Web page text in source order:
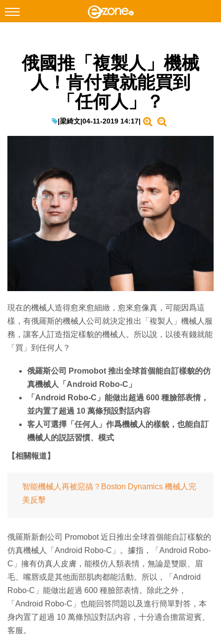
Facebook Instagram
教學評測
IT Times
生成式AI與雲端應用
Enterprise Digital Transformation
俄國推「複製人」機械
人！肯付費就能買到
「任何人」？
|梁綺文|04-11-2019 14:17|
現在的機械人造得愈來愈細緻，愈來愈像真，可能因爲這
樣，有俄羅斯的機械人公司就決定推出「複製人」機械人服
務，讓客人訂造指定樣貌的機械人。所以說，以後有錢就能
「買」到任何人？
俄羅斯公司 Promobot 推出全球首個能自訂樣貌的仿
真機械人「Android Robo-C」
「Android Robo-C」能做出超過 600 種臉部表情，
並内置了超過 10 萬條預設對話内容
客人可選擇「任何人」作爲機械人的樣貌，也能自訂
機械人的説話習慣、模式
【相關報道】
智能機械人再被惡搞？Boston Dynamics 機械人完
美反擊
俄羅斯新創公司 Promobot 近日推出全球首個能自訂樣貌的
仿真機械人「Android Robo-C」。據指，「Android Robo-
C」擁有仿真人皮膚，能模仿人類表情，無論是雙眼、眉
毛、嘴唇或是其他面部肌肉都能活動。所以，「Android
Robo-C」能做出超過 600 種臉部表情。除此之外，
「Android Robo-C」也能回答問題以及進行簡單對答，本
身内置了超過 10 萬條預設對話内容，十分適合擔當迎賓、
客服。